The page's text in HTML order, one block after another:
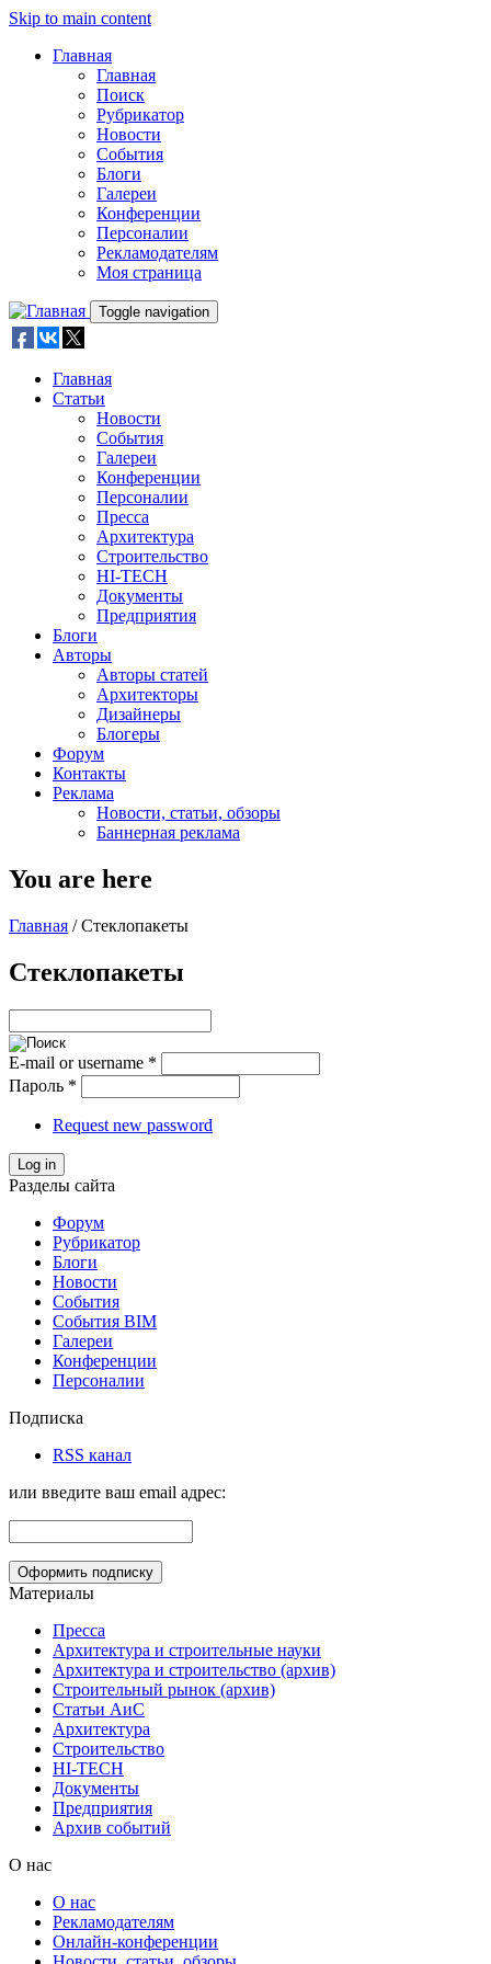
Skip to main content
Главная
Главная
Поиск
Рубрикатор
Новости
События
Блоги
Галереи
Конференции
Персоналии
Рекламодателям
Моя страница
Toggle navigation
Главная
Статьи
Новости
События
Галереи
Конференции
Персоналии
Пресса
Архитектура
Строительство
HI-TECH
Документы
Предприятия
Блоги
Авторы
Авторы статей
Архитекторы
Дизайнеры
Блогеры
Форум
Контакты
Реклама
Новости, статьи, обзоры
Баннерная реклама
You are here
Главная / Стеклопакеты
Стеклопакеты
E-mail or username *
Пароль *
Request new password
Log in
Разделы сайта
Форум
Рубрикатор
Блоги
Новости
События
События BIM
Галереи
Конференции
Персоналии
Подписка
RSS канал
или введите ваш email адрес:
Материалы
Пресса
Архитектура и строительные науки
Архитектура и строительство (архив)
Строительный рынок (архив)
Статьи АиС
Архитектура
Строительство
HI-TECH
Документы
Предприятия
Архив событий
О нас
О нас
Рекламодателям
Онлайн-конференции